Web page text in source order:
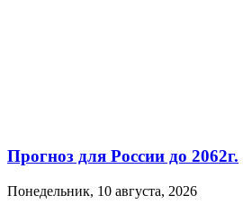
Прогноз для России до 2062г.
Понедельник, 10 августа, 2026